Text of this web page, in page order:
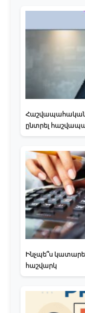
Հաշվապահական
ընտրել
Ինչպե՞ս
հաշվարկ